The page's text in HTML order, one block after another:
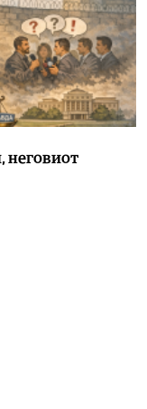
неговиот